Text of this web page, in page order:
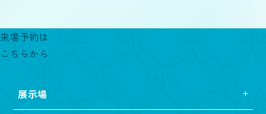
来場予約は
こちらから
展示場